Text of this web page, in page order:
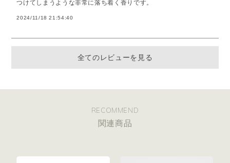
つけてしまうような非常に落ち着く香りです。
2024/11/18 21:54:40
全てのレビューを見る
RECOMMEND
関連商品